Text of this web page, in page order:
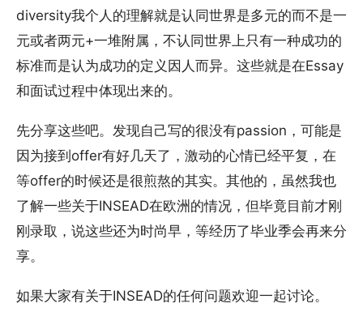
diversity我个人的理解就是认同世界是多元的而不是一
元或者两元+一堆附属，不认同世界上只有一种成功的
标准而是认为成功的定义因人而异。这些就是在Essay
和面试过程中体现出来的。
先分享这些吧。发现自己写的很没有passion，可能是
因为接到offer有好几天了，激动的心情已经平复，在
等offer的时候还是很煎熬的其实。其他的，虽然我也
了解一些关于INSEAD在欧洲的情况，但毕竟目前才刚
刚录取，说这些还为时尚早，等经历了毕业季会再来分
享。
如果大家有关于INSEAD的任何问题欢迎一起讨论。